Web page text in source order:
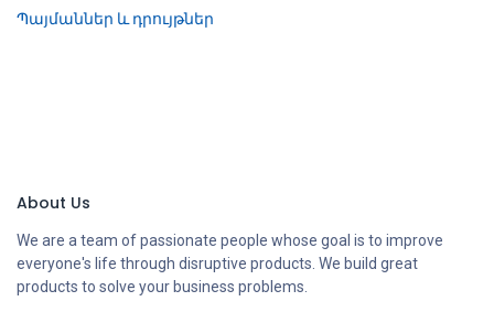
Պայմաններ և դրույթներ
About Us
We are a team of passionate people whose goal is to improve
everyone's life through disruptive products. We build great
products to solve your business problems.